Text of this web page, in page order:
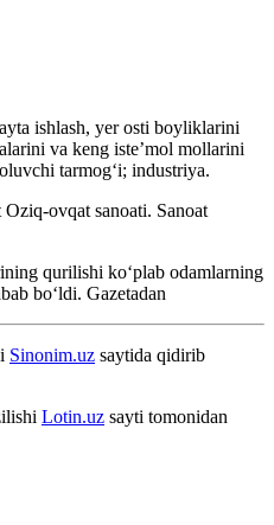
ishlash, yer osti boyliklarini
va keng isteʼmol mollarini
tarmogʻi; industriya.
Oziq-ovqat sanoati. Sanoat
qurilishi koʻplab odamlarning
boʻldi. Gazetadan
Sinonim.uz saytida qidirib
Lotin.uz sayti tomonidan